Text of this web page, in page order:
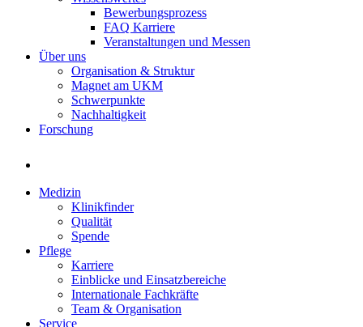
Bewerbungsprozess
FAQ Karriere
Veranstaltungen und Messen
Über uns
Organisation & Struktur
Magnet am UKM
Schwerpunkte
Nachhaltigkeit
Forschung
Medizin
Klinikfinder
Qualität
Spende
Pflege
Karriere
Einblicke und Einsatzbereiche
Internationale Fachkräfte
Team & Organisation
Service